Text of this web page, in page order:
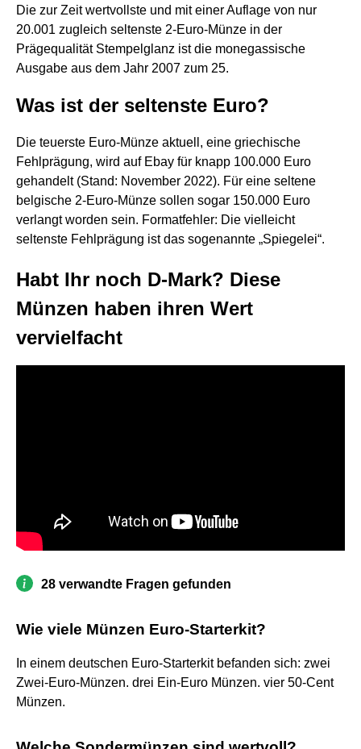
Die zur Zeit wertvollste und mit einer Auflage von nur
20.001 zugleich seltenste 2-Euro-Münze in der
Prägequalität Stempelglanz ist die monegassische
Ausgabe aus dem Jahr 2007 zum 25.
Was ist der seltenste Euro?
Die teuerste Euro-Münze aktuell, eine griechische
Fehlprägung, wird auf Ebay für knapp 100.000 Euro
gehandelt (Stand: November 2022). Für eine seltene
belgische 2-Euro-Münze sollen sogar 150.000 Euro
verlangt worden sein. Formatfehler: Die vielleicht
seltenste Fehlprägung ist das sogenannte „Spiegelei“.
Habt Ihr noch D-Mark? Diese
Münzen haben ihren Wert
vervielfacht
28 verwandte Fragen gefunden
Wie viele Münzen Euro-Starterkit?
In einem deutschen Euro-Starterkit befanden sich: zwei
Zwei-Euro-Münzen. drei Ein-Euro Münzen. vier 50-Cent
Münzen.